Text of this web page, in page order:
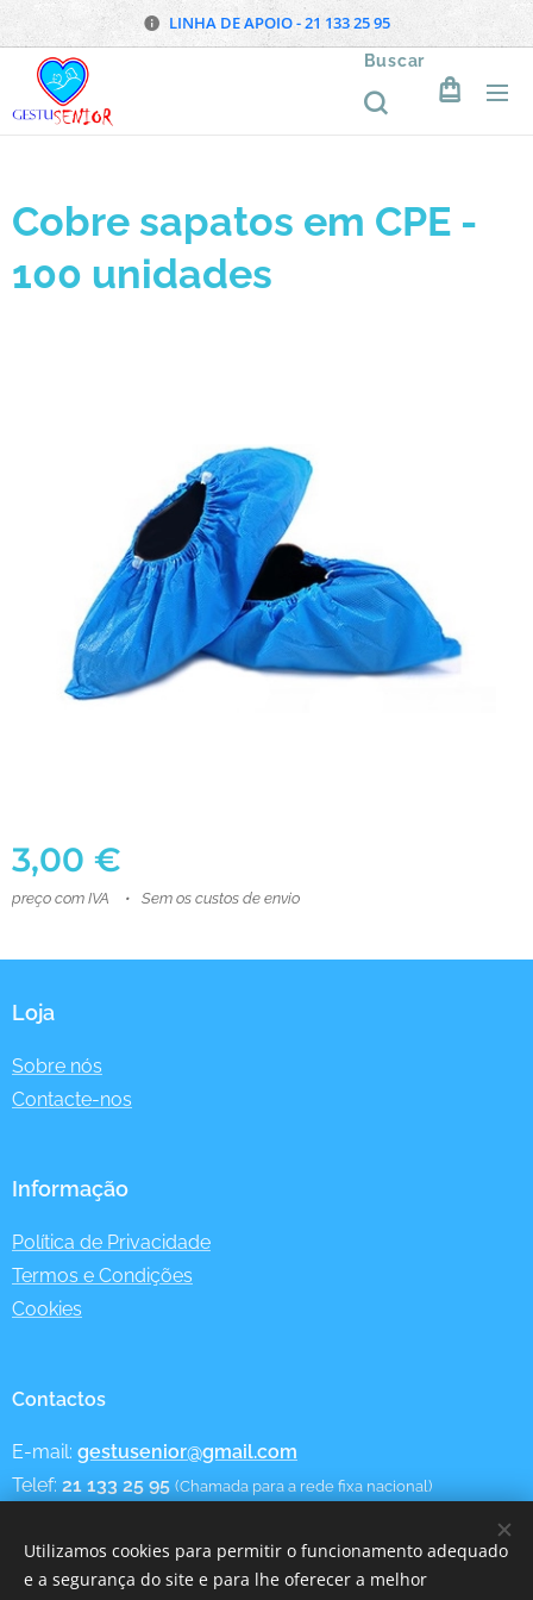
LINHA DE APOIO - 21 133 25 95
Buscar
Cobre sapatos em CPE -
100 unidades
3,00 €
preço com IVA Sem os custos de envio
Loja
Sobre nós
Contacte-nos
Informação
Política de Privacidade
Termos e Condições
Cookies
Contactos
E-mail: gestusenior@gmail.com
Telef: 21 133 25 95 (Chamada para a rede fixa nacional)
Utilização de Cookies - Informação Cookies
Utilizamos cookies para permitir o funcionamento adequado
e a segurança do site e para lhe oferecer a melhor